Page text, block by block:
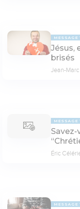
MESSAGE
Jésus,
brisés
Jean-Marc
MESSAGE
Éric
MESSAGE